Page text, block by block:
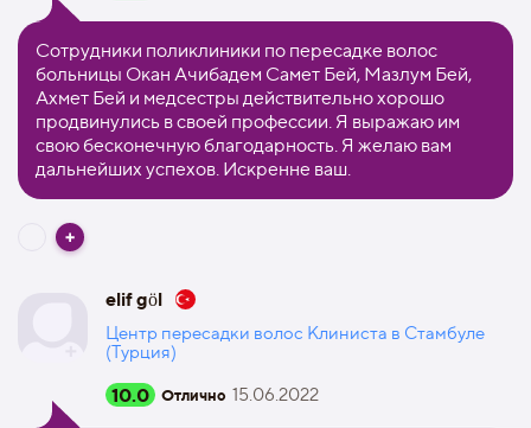
Сотрудники поликлиники по пересадке волос
больницы Окан Ачибадем Самет Бей, Мазлум Бей,
Ахмет Бей и медсестры действительно хорошо
продвинулись в своей профессии. Я выражаю им
свою бесконечную благодарность. Я желаю вам
дальнейших успехов. Искренне ваш.
elif göl
Центр пересадки волос Клиниста в Стамбуле
(Турция)
10.0 Отлично 15.06.2022